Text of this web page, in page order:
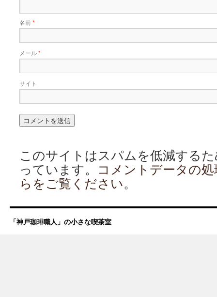
名前*
メール*
サイト
このサイトはスパムを低減する
っています。
コメントデータの
らをご覧ください。
「神戸珈琲職人」の小さな喫茶室